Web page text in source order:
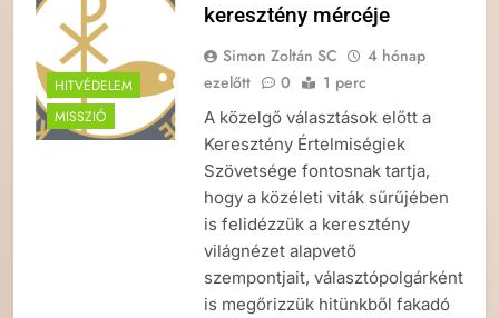
HITVÉDELEM
MISSZIÓ
keresztény mércéje
Simon Zoltán SC
4 hónap
ezelőtt
0 1 perc
A közelgő választások előtt a
Keresztény Értelmiségiek
Szövetsége fontosnak tartja,
hogy a közéleti viták sűrűjében
is felidézzük a keresztény
világnézet alapvető
szempontjait, választópolgárként
is megőrizzük hitünkből fakadó